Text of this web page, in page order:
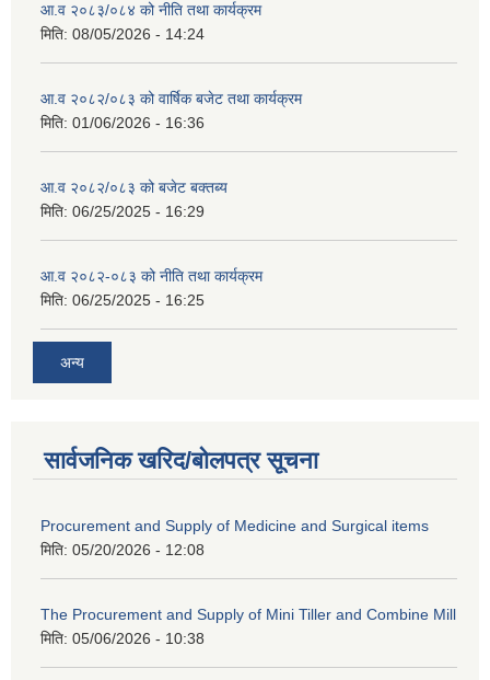
आ.व २०८३/०८४ को नीति तथा कार्यक्रम
मिति: 08/05/2026 - 14:24
आ.व २०८२/०८३ को वार्षिक बजेट तथा कार्यक्रम
मिति: 01/06/2026 - 16:36
आ.व २०८२/०८३ को बजेट बक्तब्य
मिति: 06/25/2025 - 16:29
आ.व २०८२-०८३ को नीति तथा कार्यक्रम
मिति: 06/25/2025 - 16:25
अन्य
सार्वजनिक खरिद/बोलपत्र सूचना
Procurement and Supply of Medicine and Surgical items
मिति: 05/20/2026 - 12:08
The Procurement and Supply of Mini Tiller and Combine Mill
मिति: 05/06/2026 - 10:38